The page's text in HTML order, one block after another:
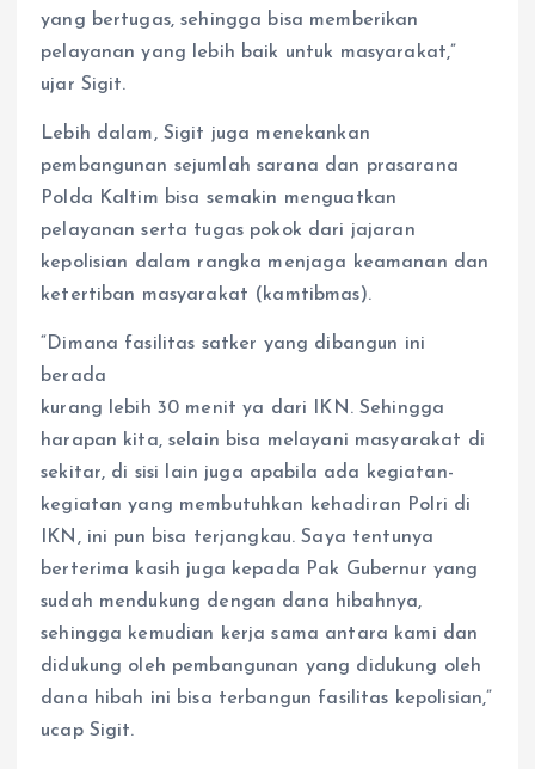
yang bertugas, sehingga bisa memberikan
pelayanan yang lebih baik untuk masyarakat,”
ujar Sigit.
Lebih dalam, Sigit juga menekankan
pembangunan sejumlah sarana dan prasarana
Polda Kaltim bisa semakin menguatkan
pelayanan serta tugas pokok dari jajaran
kepolisian dalam rangka menjaga keamanan dan
ketertiban masyarakat (kamtibmas).
“Dimana fasilitas satker yang dibangun ini
berada
kurang lebih 30 menit ya dari IKN. Sehingga
harapan kita, selain bisa melayani masyarakat di
sekitar, di sisi lain juga apabila ada kegiatan-
kegiatan yang membutuhkan kehadiran Polri di
IKN, ini pun bisa terjangkau. Saya tentunya
berterima kasih juga kepada Pak Gubernur yang
sudah mendukung dengan dana hibahnya,
sehingga kemudian kerja sama antara kami dan
didukung oleh pembangunan yang didukung oleh
dana hibah ini bisa terbangun fasilitas kepolisian,”
ucap Sigit.